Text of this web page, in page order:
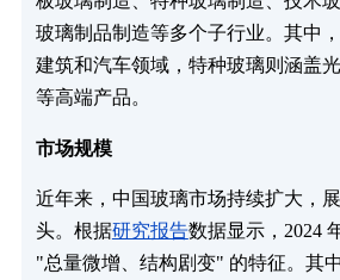
玻璃制品制造等多个子行业。其中
建筑和汽车领域，特种玻璃则涵盖
等高端产品。
市场规模
近年来，中国玻璃市场持续扩大，
头。根据研究报告数据显示，2024
"总量微增、结构剧变" 的特征。其